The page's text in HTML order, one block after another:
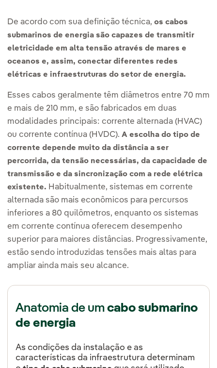
De acordo com sua definição técnica, os cabos
submarinos de energia são capazes de transmitir
eletricidade em alta tensão através de mares e
oceanos e, assim, conectar diferentes redes
elétricas e infraestruturas do setor de energia.
Esses cabos geralmente têm diâmetros entre 70 mm
e mais de 210 mm, e são fabricados em duas
modalidades principais: corrente alternada (HVAC)
ou corrente contínua (HVDC). A escolha do tipo de
corrente depende muito da distância a ser
percorrida, da tensão necessárias, da capacidade de
transmissão e da sincronização com a rede elétrica
existente. Habitualmente, sistemas em corrente
alternada são mais econômicos para percursos
inferiores a 80 quilômetros, enquanto os sistemas
em corrente contínua oferecem desempenho
superior para maiores distâncias. Progressivamente,
estão sendo introduzidas tensões mais altas para
ampliar ainda mais seu alcance.
Anatomia de umcabo submarino
de energia
As condições da instalação e as
características da infraestrutura determinam